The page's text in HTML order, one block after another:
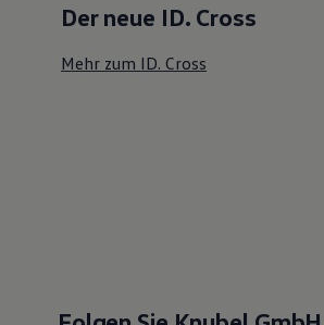
Der neue ID. Cross
Mehr zum ID. Cross